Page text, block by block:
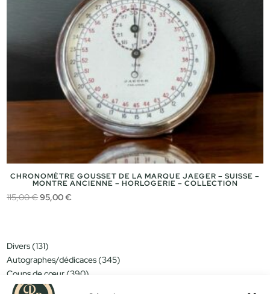
CHRONOMÈTRE GOUSSET DE LA MARQUE JAEGER – SUISSE –
MONTRE ANCIENNE – HORLOGERIE – COLLECTION
115,00€Le
115,00 €.
95,00€Le
Divers 131131
produits
Autographes/dédicaces 345345
Coups de cœur 390390
Miniatures/jouets